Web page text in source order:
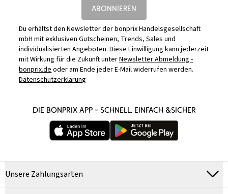
ABONNIEREN
Du erhältst den Newsletter der bonprix Handelsgesellschaft
mbH mit exklusiven Gutscheinen, Trends, Sales und
individualisierten Angeboten. Diese Einwilligung kann jederzeit
mit Wirkung für die Zukunft unterNewsletter Abmeldung -
bonprix.deoder am Ende jeder E-Mail widerrufen werden.
Datenschutzerklärung
DIE BONPRIX APP – SCHNELL, EINFACH &SICHER
Unsere Zahlungsarten